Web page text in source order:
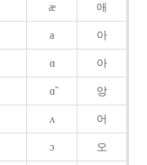
æ 애
a 아
ɑ 아
ɑ̃ 앙
ʌ 어
ɔ 오